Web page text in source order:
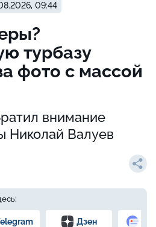
09:44
турбазу
фото с массой
внимание
Николай Валуев
Дзен